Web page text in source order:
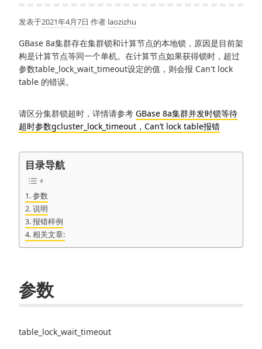
发表于2021年4月7日 作者 laozizhu
GBase 8a集群存在集群锁和计算节点的本地锁，原因是目前架
构是计算节点等同一个单机。在计算节点如果获得锁时，超过
参数table_lock_wait_timeout设定的值，则会报 Can't lock
table 的错误。
请区分集群锁超时，详情请参考 GBase 8a集群并发时锁等待
超时参数gcluster_lock_timeout，Can’t lock table报错
目录导航
参数
说明
报错样例
相关文章:
参数
table_lock_wait_timeout